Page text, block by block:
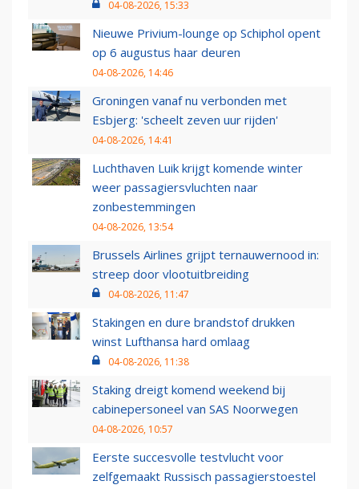
04-08-2026, 15:33
Nieuwe Privium-lounge op Schiphol opent
op 6 augustus haar deuren
04-08-2026, 14:46
Groningen vanaf nu verbonden met
Esbjerg: 'scheelt zeven uur rijden'
04-08-2026, 14:41
Luchthaven Luik krijgt komende winter
weer passagiersvluchten naar
zonbestemmingen
04-08-2026, 13:54
Brussels Airlines grijpt ternauwernood in:
streep door vlootuitbreiding
04-08-2026, 11:47
Stakingen en dure brandstof drukken
winst Lufthansa hard omlaag
04-08-2026, 11:38
Staking dreigt komend weekend bij
cabinepersoneel van SAS Noorwegen
04-08-2026, 10:57
Eerste succesvolle testvlucht voor
zelfgemaakt Russisch passagierstoestel